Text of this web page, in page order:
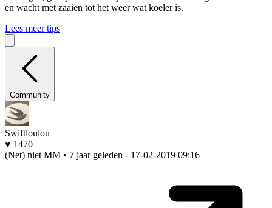
en wacht met zaaien tot het weer wat koeler is.
Lees meer tips
Community
Swiftloulou
♥ 1470
(Net) niet MM • 7 jaar geleden - 17-02-2019 09:16